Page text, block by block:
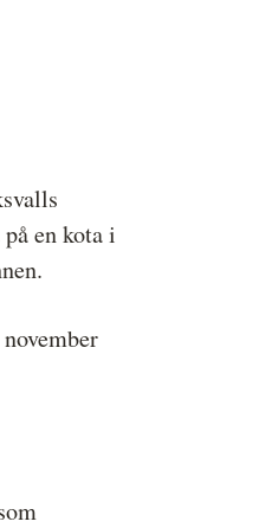
en kota i